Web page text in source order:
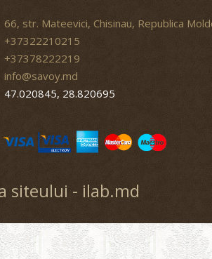
66, str. Mateevici, Chisinau, Republica
+37322210215
+37378222219
info@savoy.md
47.020845, 28.820695
siteului - ilab.md